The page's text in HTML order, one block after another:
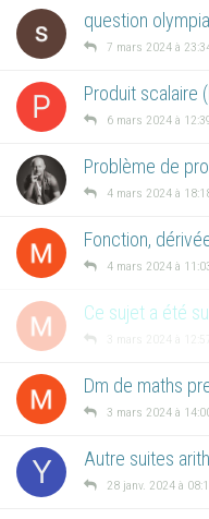
question
7 mars 2024 à
P Produit scalaire
6 mars 2024 à
Problème de
4 mars 2024 à
Fonction,
4 mars 2024 à
Ce sujet a été
3 mars 2024 à 12:57
Dm de maths
3 mars 2024 à
Y Autre suites
28 janv. 2024 à